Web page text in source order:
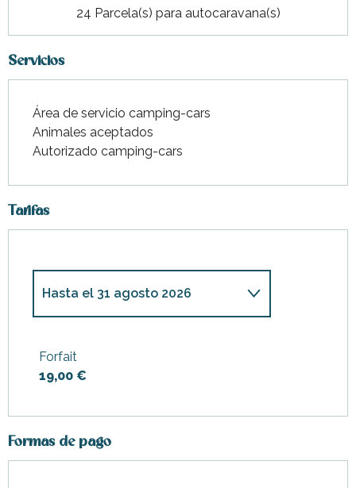
24 Parcela(s) para autocaravana(s)
Servicios
Área de servicio camping-cars
Animales aceptados
Autorizado camping-cars
Tarifas
Hasta el 31 agosto 2026
Desde
Forfait
19,00 €
Formas de pago